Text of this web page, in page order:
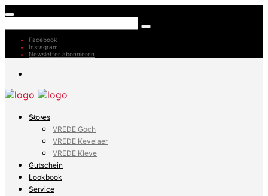
Facebook
Instagram
Newsletter abonnieren
Stores
VREDE Goch
VREDE Kevelaer
VREDE Kleve
Gutschein
Lookbook
Service